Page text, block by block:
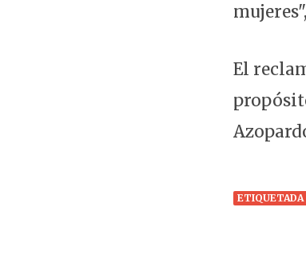
El
ETIQUETADA